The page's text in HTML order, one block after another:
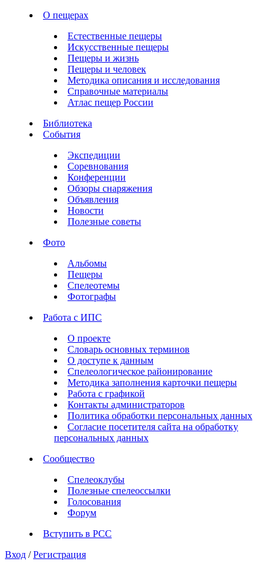
О пещерах
Естественные пещеры
Искусственные пещеры
Пещеры и жизнь
Пещеры и человек
Методика описания и исследования
Справочные материалы
Атлас пещер России
Библиотека
События
Экспедиции
Соревнования
Конференции
Обзоры снаряжения
Объявления
Новости
Полезные советы
Фото
Альбомы
Пещеры
Спелеотемы
Фотографы
Работа с ИПС
О проекте
Словарь основных терминов
О доступе к данным
Спелеологическое районирование
Методика заполнения карточки пещеры
Работа с графикой
Контакты администраторов
Политика обработки персональных данных
Согласие посетителя сайта на обработку
персональных данных
Сообщество
Спелеоклубы
Полезные спелеоссылки
Голосования
Форум
Вступить в РСС
Вход / Регистрация